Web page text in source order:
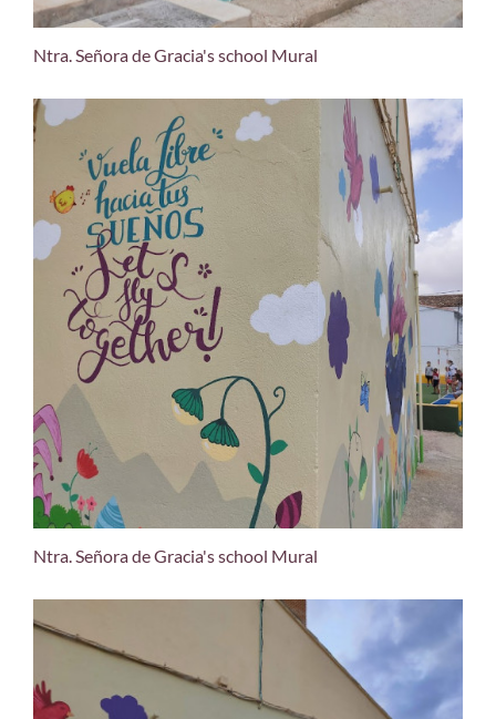
Ntra. Señora de Gracia's school Mural
Ntra. Señora de Gracia's school Mural